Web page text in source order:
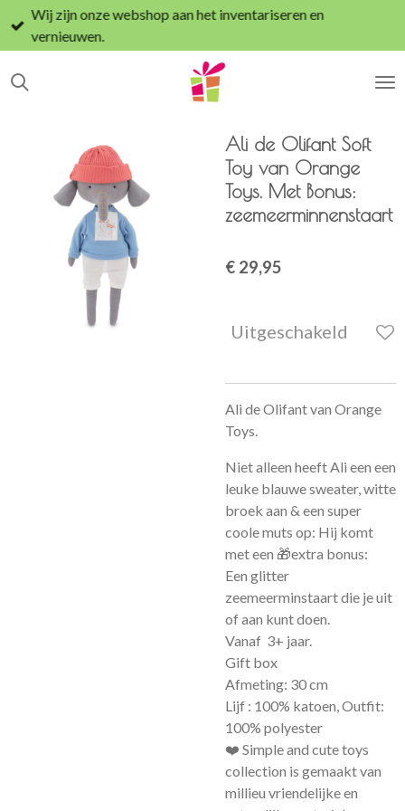
Ga
direct
de
Wij zijn onze webshop aan het inventariseren en
vernieuwen.
Ali de Olifant Soft
Toy van Orange
Toys. Met Bonus:
zeemeerminnenstaart
€ 29,95
Uitgeschakeld
Ali de Olifant van Orange
Toys.
Niet alleen heeft Ali een een
leuke blauwe sweater, witte
broek aan & een super
coole muts op: Hij komt
met een 🎁extra bonus:
Een glitter
zeemeerminstaart die je uit
of aan kunt doen.
Vanaf 3+ jaar.
Gift box
Afmeting: 30 cm
Lijf : 100% katoen, Outfit:
100% polyester
❤️ Simple and cute toys
collection is gemaakt van
millieu vriendelijke en